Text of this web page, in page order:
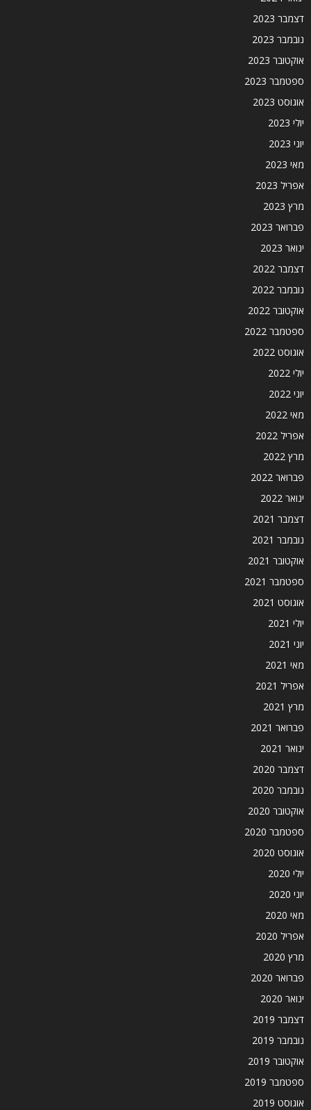
דצמבר 2023
נובמבר 2023
אוקטובר 2023
ספטמבר 2023
אוגוסט 2023
יולי 2023
יוני 2023
מאי 2023
אפריל 2023
מרץ 2023
פברואר 2023
ינואר 2023
דצמבר 2022
נובמבר 2022
אוקטובר 2022
ספטמבר 2022
אוגוסט 2022
יולי 2022
יוני 2022
מאי 2022
אפריל 2022
מרץ 2022
פברואר 2022
ינואר 2022
דצמבר 2021
נובמבר 2021
אוקטובר 2021
ספטמבר 2021
אוגוסט 2021
יולי 2021
יוני 2021
מאי 2021
אפריל 2021
מרץ 2021
פברואר 2021
ינואר 2021
דצמבר 2020
נובמבר 2020
אוקטובר 2020
ספטמבר 2020
אוגוסט 2020
יולי 2020
יוני 2020
מאי 2020
אפריל 2020
מרץ 2020
פברואר 2020
ינואר 2020
דצמבר 2019
נובמבר 2019
אוקטובר 2019
ספטמבר 2019
אוגוסט 2019